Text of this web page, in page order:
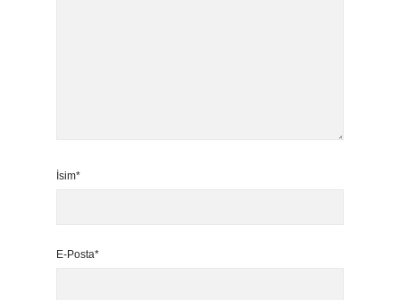
İsim*
E-Posta*